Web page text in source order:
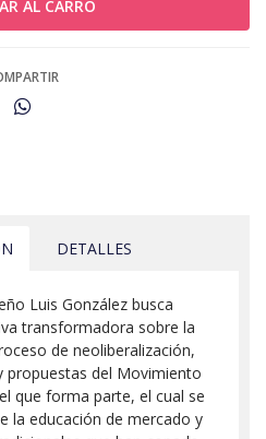
DETALLES
Luis González busca
transformadora sobre la
de neoliberalización,
propuestas del Movimiento
que forma parte, el cual se
la educación de mercado y